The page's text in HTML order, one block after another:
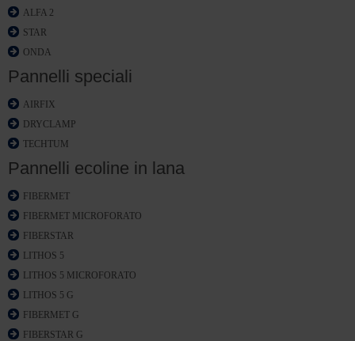
ALFA 2
STAR
ONDA
Pannelli speciali
AIRFIX
DRYCLAMP
TECHTUM
Pannelli ecoline in lana
FIBERMET
FIBERMET MICROFORATO
FIBERSTAR
LITHOS 5
LITHOS 5 MICROFORATO
LITHOS 5 G
FIBERMET G
FIBERSTAR G